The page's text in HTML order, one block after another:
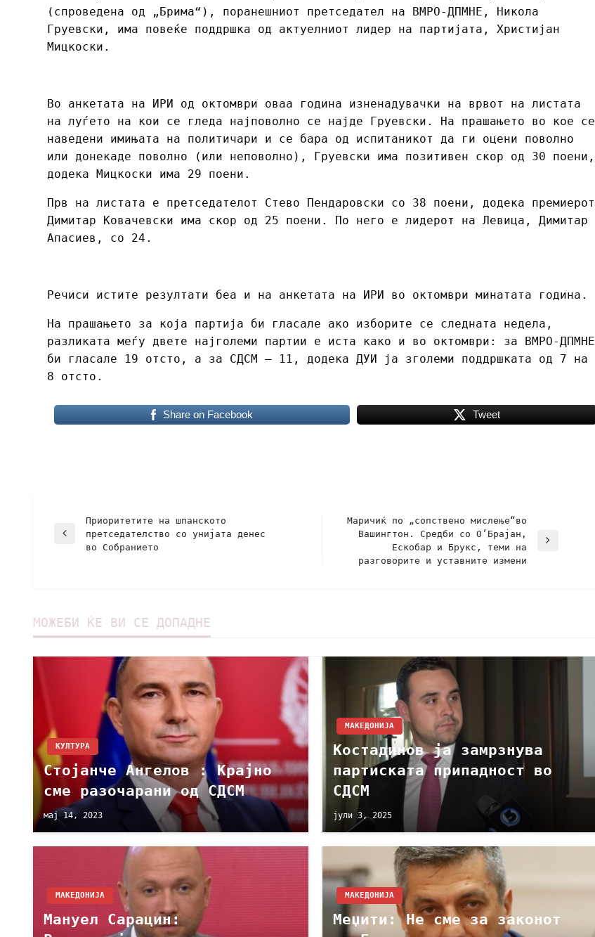
(спроведена од „Брима“), поранешниот претседател на ВМРО-ДПМНЕ, Никола
Груевски, има повеќе поддршка од актуелниот лидер на партијата, Христијан
Мицкоски.
Во анкетата на ИРИ од октомври оваа година изненадувачки на врвот на листата
на луѓето на кои се гледа најповолно се најде Груевски. На прашањето во кое се
наведени имињата на политичари и се бара од испитаникот да ги оцени поволно
или донекаде поволно (или неповолно), Груевски има позитивен скор од 30 поени,
додека Мицкоски има 29 поени.
Прв на листата е претседателот Стево Пендаровски со 38 поени, додека премиерот
Димитар Ковачевски има скор од 25 поени. По него е лидерот на Левица, Димитар
Апасиев, со 24.
Речиси истите резултати беа и на анкетата на ИРИ во октомври минатата година.
На прашањето за која партија би гласале ако изборите се следната недела,
разликата меѓу двете најголеми партии е иста како и во октомври: за ВМРО-ДПМНЕ
би гласале 19 отсто, а за СДСМ – 11, додека ДУИ ја зголеми поддршката од 7 на
8 отсто.
Share on Facebook Tweet
Приоритетите на шпанското
претседателство со унијата денес
во Собранието
Маричиќ по „сопствено мислење“во
Вашингтон. Средби со О’Брајан,
Ескобар и Брукс, теми на
разговорите и уставните измени
МОЖЕБИ ЌЕ ВИ СЕ ДОПАДНЕ
КУЛТУРА
Стојанче Ангелов : Крајно
сме разочарани од СДСМ
мај 14, 2023
МАКЕДОНИЈА
Костадинов ја замрзнува
партиската припадност во
СДСМ
јули 3, 2025
МАКЕДОНИЈА
Мануел Сарацин:
МАКЕДОНИЈА
Меџити: Не сме за законот